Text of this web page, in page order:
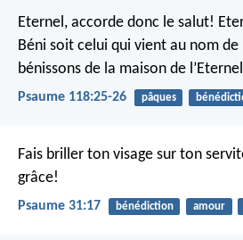
Eternel, accorde donc le salut!
Béni soit celui qui vient au nom de
bénissons de la maison de
Psaume 118:25-26 pâques
Fais briller ton visage sur ton
grâce!
Psaume 31:17 bénédiction amour